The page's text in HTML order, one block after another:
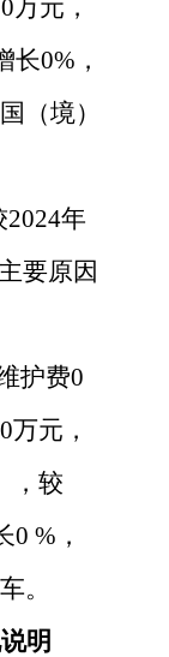
0万元，
长0%，
（境）
2024年
要原因
护费0
0万元，
，较
0 %，
。
明